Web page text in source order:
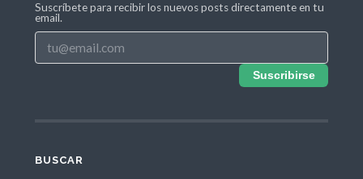
Suscríbete para recibir los nuevos posts directamente en tu
email.
Suscribirse
BUSCAR